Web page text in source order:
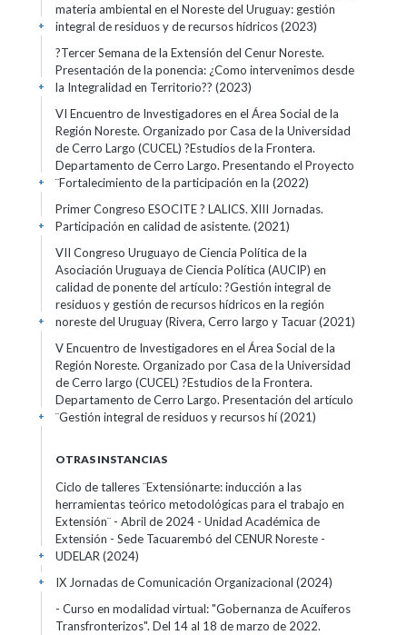
materia ambiental en el Noreste del Uruguay: gestión
integral de residuos y de recursos hídricos(2023)
+
?Tercer Semana de la Extensión del Cenur Noreste.
Presentación de la ponencia: ¿Como intervenimos desde
la Integralidad en Territorio?? (2023)
+
VI Encuentro de Investigadores en el Área Social de la
Región Noreste. Organizado por Casa de la Universidad
de Cerro Largo (CUCEL) ?Estudios de la Frontera.
Departamento de Cerro Largo. Presentando el Proyecto
¨Fortalecimiento de la participación en la (2022)
+
Primer Congreso ESOCITE ? LALICS. XIII Jornadas.
Participación en calidad de asistente. (2021)
+
VII Congreso Uruguayo de Ciencia Política de la
Asociación Uruguaya de Ciencia Política (AUCIP) en
calidad de ponente del artículo: ?Gestión integral de
residuos y gestión de recursos hídricos en la región
noreste del Uruguay (Rivera, Cerro largo y Tacuar(2021)
+
V Encuentro de Investigadores en el Área Social de la
Región Noreste. Organizado por Casa de la Universidad
de Cerro largo (CUCEL) ?Estudios de la Frontera.
Departamento de Cerro Largo. Presentación del artículo
¨Gestión integral de residuos y recursos hí(2021)
+
OTRAS INSTANCIAS
Ciclo de talleres ¨Extensiónarte: inducción a las
herramientas teórico metodológicas para el trabajo en
Extensión¨ - Abril de 2024 - Unidad Académica de
Extensión - Sede Tacuarembó del CENUR Noreste -
UDELAR (2024)
+
IX Jornadas de Comunicación Organizacional (2024)
+
- Curso en modalidad virtual: "Gobernanza de Acuíferos
Transfronterizos". Del 14 al 18 de marzo de 2022.